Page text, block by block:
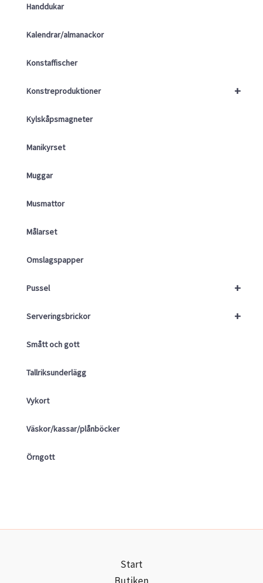
Handdukar
Kalendrar/almanackor
Konstaffischer
+
Konstreproduktioner
Kylskåpsmagneter
Manikyrset
Muggar
Musmattor
Målarset
Omslagspapper
+
Pussel
+
Serveringsbrickor
Smått och gott
Tallriksunderlägg
Vykort
Väskor/kassar/plånböcker
Örngott
Start